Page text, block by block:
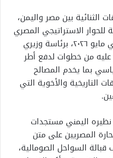
الثنائية بين مصر واليمن،
للحوار الاستراتيجي المصري
اليمني التي عُقدت بالقاهرة في مايو ٢٠٢٦، برئاسة وزيري
عليه من خطوات لدفع أطر
بما يخدم المصالح
التاريخية والأخوية التي
اليمني مستجدات
المصريين على متن
السواحل الصومالية،